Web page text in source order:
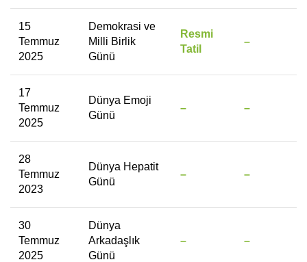
15
Temmuz
2025
Demokrasi ve
Milli Birlik
Günü
Resmi
Tatil
–
17
Temmuz
2025
Dünya Emoji
Günü
– –
28
Temmuz
2023
Dünya Hepatit
Günü
– –
30
Temmuz
2025
Dünya
Arkadaşlık
Günü
– –